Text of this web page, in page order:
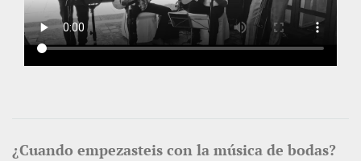
¿Cuando empezasteis con la música de bodas?